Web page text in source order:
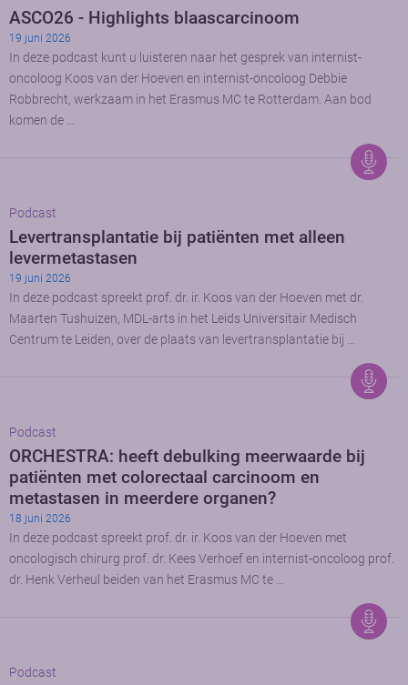
ASCO26 - Highlights blaascarcinoom
19 juni 2026
In deze podcast kunt u luisteren naar het gesprek van internist-
oncoloog Koos van der Hoeven en internist-oncoloog Debbie
Robbrecht, werkzaam in het Erasmus MC te Rotterdam. Aan bod
komen de …
Podcast
Levertransplantatie bij patiënten met alleen
levermetastasen
19 juni 2026
In deze podcast spreekt prof. dr. ir. Koos van der Hoeven met dr.
Maarten Tushuizen, MDL-arts in het Leids Universitair Medisch
Centrum te Leiden, over de plaats van levertransplantatie bij …
Podcast
ORCHESTRA: heeft debulking meerwaarde bij
patiënten met colorectaal carcinoom en
metastasen in meerdere organen?
18 juni 2026
In deze podcast spreekt prof. dr. ir. Koos van der Hoeven met
oncologisch chirurg prof. dr. Kees Verhoef en internist-oncoloog prof.
dr. Henk Verheul beiden van het Erasmus MC te …
Podcast